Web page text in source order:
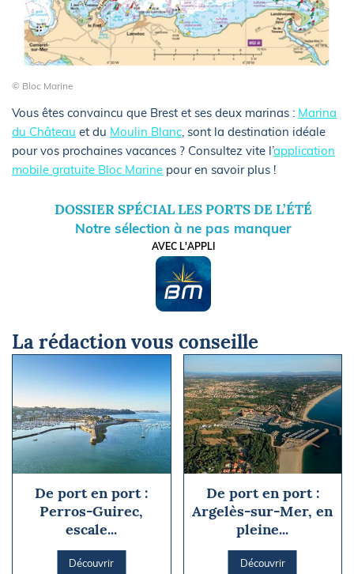
© Bloc Marine
Vous êtes convaincu que Brest et ses deux marinas : Marina
du Château et du Moulin Blanc, sont la destination idéale
pour vos prochaines vacances ? Consultez vite l’application
mobile gratuite Bloc Marine pour en savoir plus !
DOSSIER SPÉCIAL LES PORTS DE L’ÉTÉ
Notre sélection à ne pas manquer
AVEC L'APPLI
La rédaction vous conseille
De port en port :
Perros-Guirec,
escale...
Découvrir
De port en port :
Argelès-sur-Mer, en
pleine...
Découvrir